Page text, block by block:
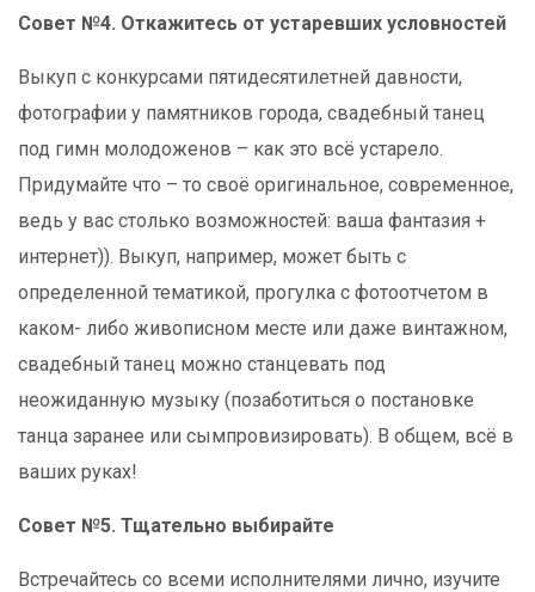
Совет №4. Откажитесь от устаревших условностей
Выкуп с конкурсами пятидесятилетней давности,
фотографии у памятников города, свадебный танец
под гимн молодоженов – как это всё устарело.
Придумайте что – то своё оригинальное, современное,
ведь у вас столько возможностей: ваша фантазия +
интернет)). Выкуп, например, может быть с
определенной тематикой, прогулка с фотоотчетом в
каком- либо живописном месте или даже винтажном,
свадебный танец можно станцевать под
неожиданную музыку (позаботиться о постановке
танца заранее или сымпровизировать). В общем, всё в
ваших руках!
Совет №5. Тщательно выбирайте
Встречайтесь со всеми исполнителями лично, изучите